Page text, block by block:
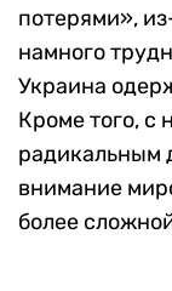
потерями»,
намного
Украина
Кроме того, с
радикальным
внимание
более